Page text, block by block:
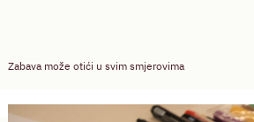
Zabava može otići u svim smjerovima